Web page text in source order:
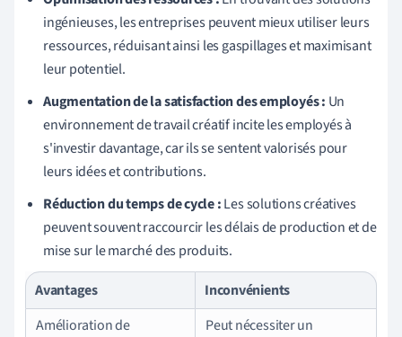
ingénieuses, les entreprises peuvent mieux utiliser leurs
ressources, réduisant ainsi les gaspillages et maximisant
leur potentiel.
Augmentation de la satisfaction des employés : Un
environnement de travail créatif incite les employés à
s'investir davantage, car ils se sentent valorisés pour
leurs idées et contributions.
Réduction du temps de cycle :Les solutions créatives
peuvent souvent raccourcir les délais de production et de
mise sur le marché des produits.
Avantages
Inconvénients
Amélioration de
Peut nécessiter un